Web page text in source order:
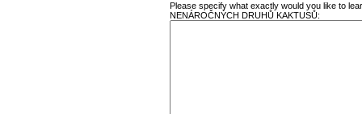
Please specify what exactly would you like to
NENÁROČNÝCH DRUHŮ KAKTUSŮ: